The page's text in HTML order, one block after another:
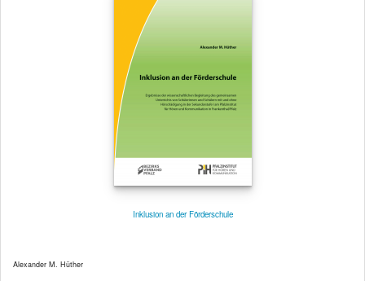
Inklusion an der Förderschule
Alexander M. Hüther